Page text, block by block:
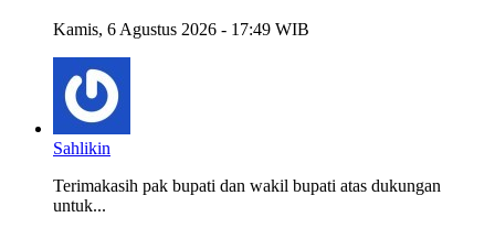
Kamis, 6 Agustus 2026 - 17:49 WIB
Sahlikin
Terimakasih pak bupati dan wakil bupati atas dukungan
untuk...